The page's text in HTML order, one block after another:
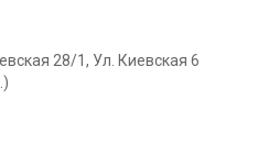
28/1, Ул. Киевская 6